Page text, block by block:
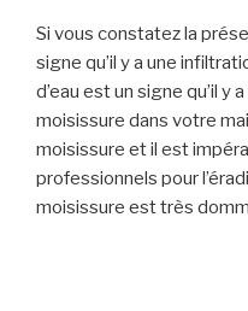
Si vous constatez la
signe qu’il y a une
d’eau est un signe qu’il
moisissure dans votre
moisissure et il est
professionnels pour
moisissure est très